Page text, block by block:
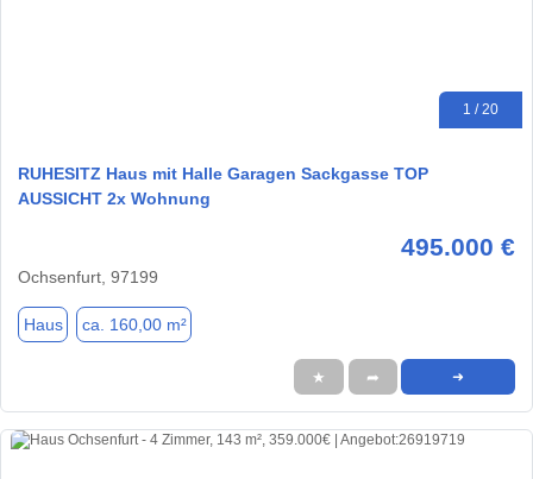
1 / 20
RUHESITZ Haus mit Halle Garagen Sackgasse TOP
AUSSICHT 2x Wohnung
495.000 €
Ochsenfurt, 97199
Haus ca. 160,00 m²
★ ➦ ➜